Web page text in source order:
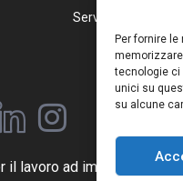
Per fornire
tecnologie ci
unici su
su alcune
Servizi per HR
il lavoro ad impatto sociale